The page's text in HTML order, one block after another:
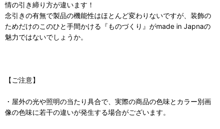
情の引き締り方が違います！
念引きの有無で製品の機能性はほとんど変わりないですが、装飾の
ためだけのこのひと手間かける『ものづくり』がmade in Japnaの
魅力ではないでしょうか。
【ご注意】
・屋外の光や照明の当たり具合で、実際の商品の色味とカラー別画
像の色味に若干の違いが発生する場合がございます。